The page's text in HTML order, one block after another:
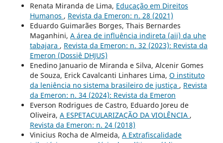
Renata Miranda de Lima, Educação em Direitos
Humanos , Revista da Emeron: n. 28 (2021)
Eduardo Guimarães Borges, Thais Bernardes
Maganhini, A área de influência indireta (aii) da uhe
tabajara , Revista da Emeron: n. 32 (2023): Revista da
Emeron (Dossiê DHJUS)
Enedino Januario de Miranda e Silva, Alcenir Gomes
de Souza, Erick Cavalcanti Linhares Lima, O instituto
da leniência no sistema brasileiro de justiça , Revista
da Emeron: n. 34 (2024): Revista da Emeron
Everson Rodrigues de Castro, Eduardo Joreu de
Oliveira, A ESPETACULARIZAÇÃO DA VIOLÊNCIA ,
Revista da Emeron: n. 24 (2018)
Vinicius Rocha de Almeida, A Extrafiscalidade